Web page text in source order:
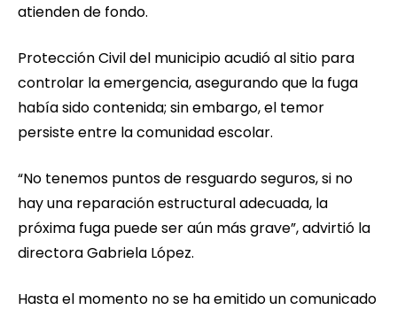
atienden de fondo.
Protección Civil del municipio acudió al sitio para
controlar la emergencia, asegurando que la fuga
había sido contenida; sin embargo, el temor
persiste entre la comunidad escolar.
“No tenemos puntos de resguardo seguros, si no
hay una reparación estructural adecuada, la
próxima fuga puede ser aún más grave”, advirtió la
directora Gabriela López.
Hasta el momento no se ha emitido un comunicado